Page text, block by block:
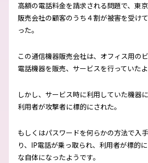
高額の電話料金を請求される問題で、東
販売会社の顧客のうち４割が被害を受け
った。
この通信機器販売会社は、オフィス用の
電話機器を販売、サービスを行っていたよ
しかし、サービス時に利用していた機器に
利用者が攻撃者に標的にされた。
もしくはパスワードを何らかの方法で入
り、IP電話が乗っ取られ、利用者が標的
な自体になったようです。